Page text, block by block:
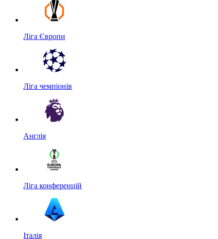
Ліга Європи
Ліга чемпіонів
Англія
Ліга конференцій
Італія